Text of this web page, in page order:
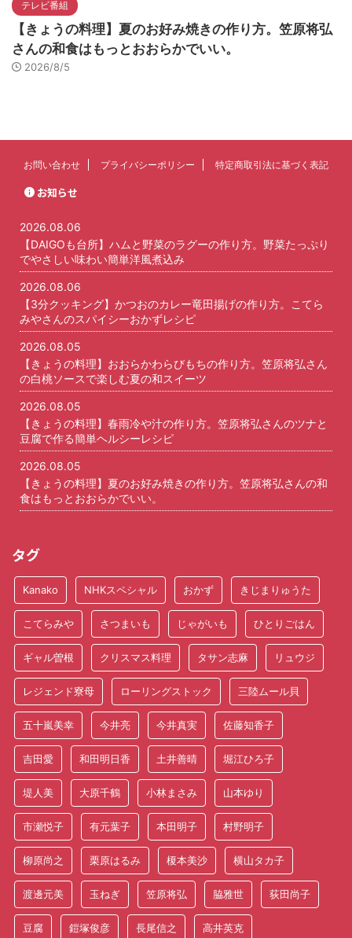
テレビ番組
【きょうの料理】夏のお好み焼きの作り方。笠原将弘
さんの和食はもっとおおらかでいい。
2026/8/5
お問い合わせ プライバシーポリシー 特定商取引法に基づく表記
お知らせ
2026.08.06
【DAIGOも台所】ハムと野菜のラグーの作り方。野菜たっぷり
でやさしい味わい簡単洋風煮込み
2026.08.06
【3分クッキング】かつおのカレー竜田揚げの作り方。こてら
みやさんのスパイシーおかずレシピ
2026.08.05
【きょうの料理】おおらかわらびもちの作り方。笠原将弘さん
の白桃ソースで楽しむ夏の和スイーツ
2026.08.05
【きょうの料理】春雨冷や汁の作り方。笠原将弘さんのツナと
豆腐で作る簡単ヘルシーレシピ
2026.08.05
【きょうの料理】夏のお好み焼きの作り方。笠原将弘さんの和
食はもっとおおらかでいい。
タグ
Kanako NHKスペシャル おかず きじまりゅうた
こてらみや さつまいも じゃがいも ひとりごはん
ギャル曽根 クリスマス料理 タサン志麻 リュウジ
レジェンド寮母 ローリングストック 三陸ムール貝
五十嵐美幸 今井亮 今井真実 佐藤知香子
吉田愛 和田明日香 土井善晴 堀江ひろ子
堤人美 大原千鶴 小林まさみ 山本ゆり
市瀬悦子 有元葉子 本田明子 村野明子
柳原尚之 栗原はるみ 榎本美沙 横山タカ子
渡邊元美 玉ねぎ 笠原将弘 脇雅世 荻田尚子
豆腐 鎧塚俊彦 長尾信之 高井英克